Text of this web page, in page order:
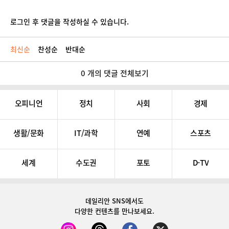
로그인 후 댓글을 작성하실 수 있습니다.
최신순 찬성순 반대순
0 개의 댓글 전체보기
오피니언 정치 사회 경제
생활/문화 IT/과학 연예 스포츠
세계 수도권 포토 D-TV
데일리안 SNS에서도
다양한 컨텐츠를 만나보세요.